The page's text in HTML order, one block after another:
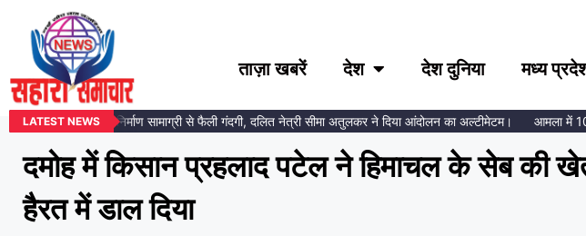
ताज़ा खबरें देश देश दुनिया मध्य
LATEST NEWS
प्रतिमा स्थल पर निर्माण सामाग्री से फैली गंदगी, दलित नेत्री सीमा अतुलकर ने दिया आंदोलन का अल्टीमेटम। आमला में 10
दमोह में किसान प्रहलाद पटेल ने हिमाचल के सेब की
हैरत में डाल दिया